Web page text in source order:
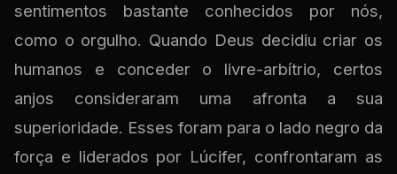
sentimentos bastante conhecidos por nós,
como o orgulho. Quando Deus decidiu criar os
humanos e conceder o livre-arbítrio, certos
anjos consideraram uma afronta a sua
superioridade. Esses foram para o lado negro da
força e liderados por Lúcifer, confrontaram as